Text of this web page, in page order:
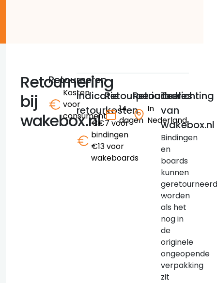
Retournering
bij
wakebox.nl
Retourneren
Kosten
voor
consument
Indicatie
retourkosten
€€7 voor
bindingen
€13 voor
wakeboards
Retourperiode
14
dagen
Retouradres
In
Nederland
Toelichting
van
wakebox.nl
Bindingen
en
boards
kunnen
geretourneerd
worden
als het
nog in
de
originele
ongeopende
verpakking
zit